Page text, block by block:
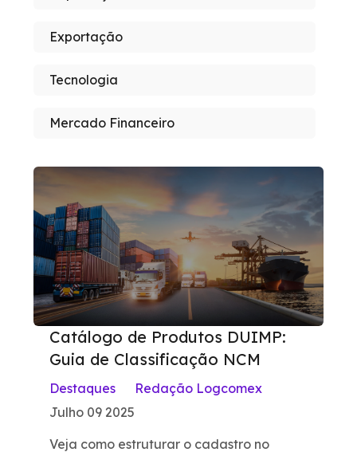
Exportação
Tecnologia
Mercado Financeiro
Catálogo de Produtos DUIMP:
Guia de Classificação NCM
Destaques
Redação Logcomex
Julho 09 2025
Veja como estruturar o cadastro no